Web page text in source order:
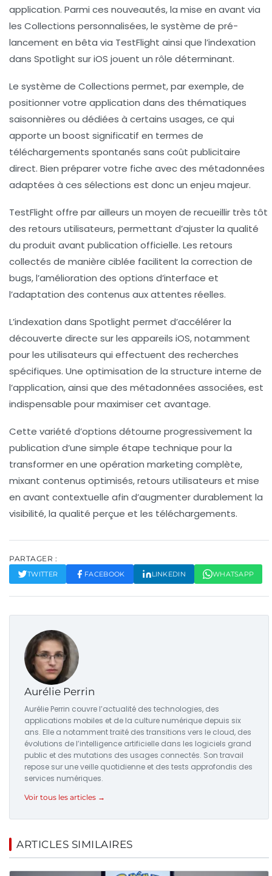
application. Parmi ces nouveautés, la mise en avant via
les Collections personnalisées, le système de pré-
lancement en bêta via TestFlight ainsi que l’indexation
dans Spotlight sur iOS jouent un rôle déterminant.
Le système de Collections permet, par exemple, de
positionner votre application dans des thématiques
saisonnières ou dédiées à certains usages, ce qui
apporte un boost significatif en termes de
téléchargements spontanés sans coût publicitaire
direct. Bien préparer votre fiche avec des métadonnées
adaptées à ces sélections est donc un enjeu majeur.
TestFlight offre par ailleurs un moyen de recueillir très tôt
des retours utilisateurs, permettant d’ajuster la qualité
du produit avant publication officielle. Les retours
collectés de manière ciblée facilitent la correction de
bugs, l’amélioration des options d’interface et
l’adaptation des contenus aux attentes réelles.
L’indexation dans Spotlight permet d’accélérer la
découverte directe sur les appareils iOS, notamment
pour les utilisateurs qui effectuent des recherches
spécifiques. Une optimisation de la structure interne de
l’application, ainsi que des métadonnées associées, est
indispensable pour maximiser cet avantage.
Cette variété d’options détourne progressivement la
publication d’une simple étape technique pour la
transformer en une opération marketing complète,
mixant contenus optimisés, retours utilisateurs et mise
en avant contextuelle afin d’augmenter durablement la
visibilité, la qualité perçue et les téléchargements.
PARTAGER :
TWITTER FACEBOOK LINKEDIN WHATSAPP
Aurélie Perrin
Aurélie Perrin couvre l’actualité des technologies, des
applications mobiles et de la culture numérique depuis six
ans. Elle a notamment traité des transitions vers le cloud, des
évolutions de l’intelligence artificielle dans les logiciels grand
public et des mutations des usages connectés. Son travail
repose sur une veille quotidienne et des tests approfondis des
services numériques.
Voir tous les articles →
ARTICLES SIMILAIRES